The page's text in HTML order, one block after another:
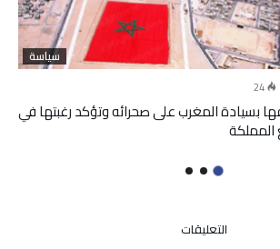
سياسة
24
بسيادة المغرب على صحرائه وتؤكد رغبتها في
المملكة
التعليقات